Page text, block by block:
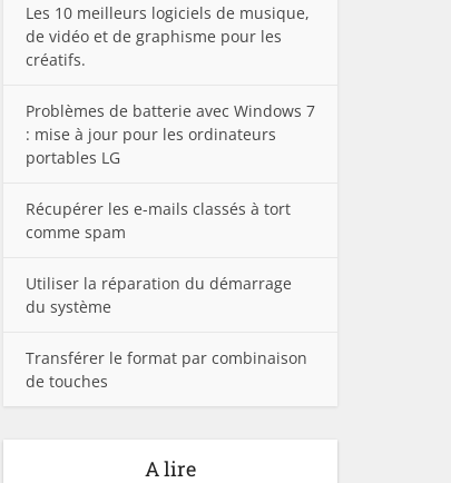
Les 10 meilleurs logiciels de musique,
de vidéo et de graphisme pour les
créatifs.
Problèmes de batterie avec Windows 7
: mise à jour pour les ordinateurs
portables LG
Récupérer les e-mails classés à tort
comme spam
Utiliser la réparation du démarrage
du système
Transférer le format par combinaison
de touches
A lire